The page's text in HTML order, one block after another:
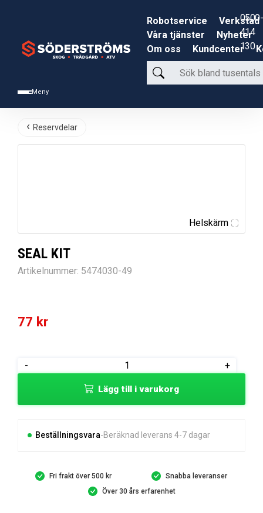
Meny
Robotservice
Verkstad
Våra tjänster
Nyheter
Om oss
Kundcenter
Sök
bland
produkter
0500-
414
130
Reservdelar
Helskärm
SEAL KIT
Artikelnummer: 5474030-49
77 kr
-
SEAL
+
Lägg till i varukorg
Beställningsvara Beräknad leverans 4-7 dagar
Fri frakt över 500 kr
Snabba leveranser
Över 30 års erfarenhet